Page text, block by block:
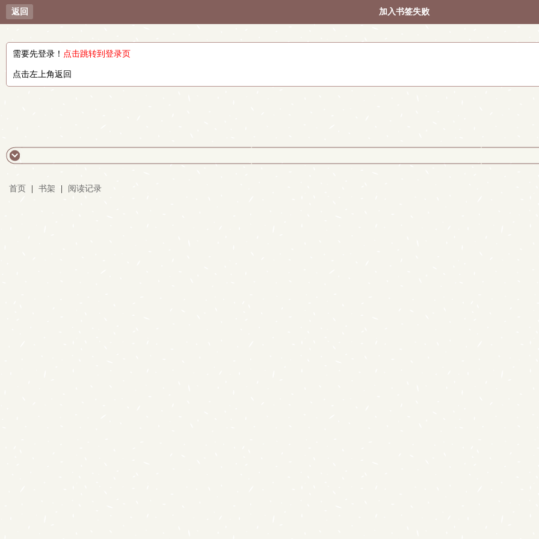
返回 加入书签失败
需要先登录！ 点击跳转到登录页
点击左上角返回
首页 书架 阅读记录